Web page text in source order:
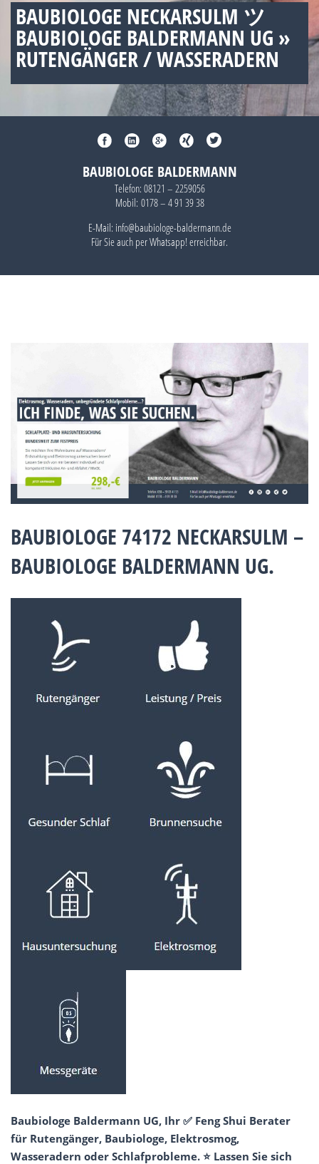
BAUBIOLOGE NECKARSULM ツ
BAUBIOLOGE BALDERMANN UG »
RUTENGÄNGER / WASSERADERN
BAUBIOLOGE BALDERMANN
Telefon: 08121 – 2259056
Mobil: 0178 – 4 91 39 38
E-Mail: info@baubiologe-baldermann.de
Für Sie auch perWhatsapp!erreichbar.
BAUBIOLOGE 74172 NECKARSULM –
BAUBIOLOGE BALDERMANN UG.
Baubiologe Baldermann UG, Ihr ✅ Feng Shui Berater
für Rutengänger, Baubiologe, Elektrosmog,
Wasseradern oder Schlafprobleme. ⭐ Lassen Sie sich